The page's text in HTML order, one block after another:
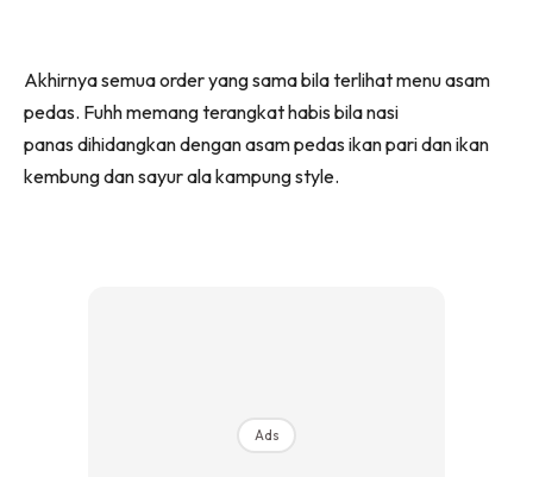
Akhirnya semua order yang sama bila terlihat menu asam
pedas. Fuhh memang terangkat habis bila nasi
panas dihidangkan dengan asam pedas ikan pari dan ikan
kembung dan sayur ala kampung style.
Ads